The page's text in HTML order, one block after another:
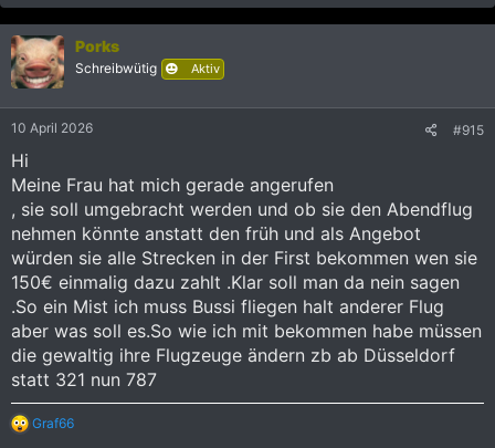
a
k
t
i
o
n
Porks
Schreibwütig Aktiv
10 April 2026 #915
Hi
Meine Frau hat mich gerade angerufen
, sie soll umgebracht werden und ob sie den Abendflug
nehmen könnte anstatt den früh und als Angebot
würden sie alle Strecken in der First bekommen wen sie
150€ einmalig dazu zahlt .Klar soll man da nein sagen
.So ein Mist ich muss Bussi fliegen halt anderer Flug
aber was soll es.So wie ich mit bekommen habe müssen
die gewaltig ihre Flugzeuge ändern zb ab Düsseldorf
statt 321 nun 787
R
Graf66